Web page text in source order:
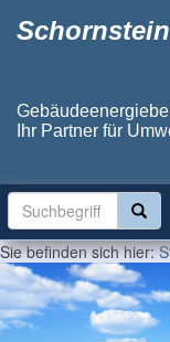
Ihr Partner für
Sie befinden sich hier: